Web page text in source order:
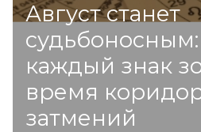
Август станет
каждый знак
время
затмений